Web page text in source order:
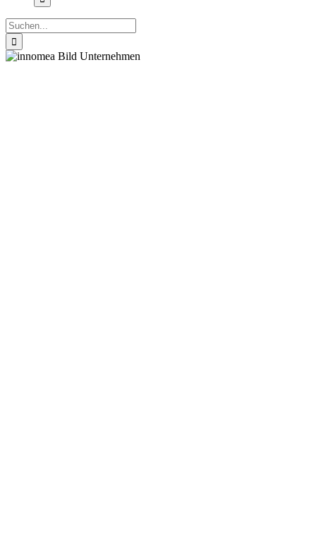
Suche
nach: